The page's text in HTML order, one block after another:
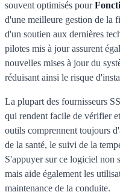
souvent optimisés pour
d'une meilleure gestion de la
d'un soutien aux dernières
pilotes mis à jour assurent
nouvelles mises à jour du
réduisant ainsi le risque
La plupart des fournisseurs
qui rendent facile de vérifier
outils comprennent toujours
de la santé, le suivi de la
S'appuyer sur ce logiciel non
mais aide également les
maintenance de la conduite.